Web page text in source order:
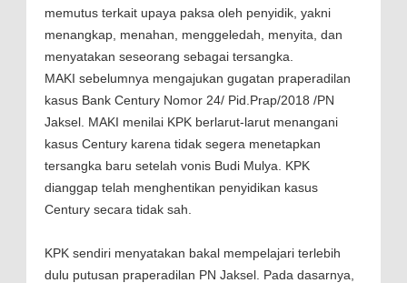
memutus terkait upaya paksa oleh penyidik, yakni
menangkap, menahan, menggeledah, menyita, dan
menyatakan seseorang sebagai tersangka.
MAKI sebelumnya mengajukan gugatan praperadilan
kasus Bank Century Nomor 24/ Pid.Prap/2018 /PN
Jaksel. MAKI menilai KPK berlarut-larut menangani
kasus Century karena tidak segera menetapkan
tersangka baru setelah vonis Budi Mulya. KPK
dianggap telah menghentikan penyidikan kasus
Century secara tidak sah.
KPK sendiri menyatakan bakal mempelajari terlebih
dulu putusan praperadilan PN Jaksel. Pada dasarnya,